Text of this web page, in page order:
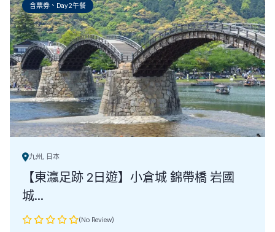
含票劵、Day2午餐
九州, 日本
【東瀛足跡 2日遊】小倉城 錦帶橋 岩國
城...
(No Review)